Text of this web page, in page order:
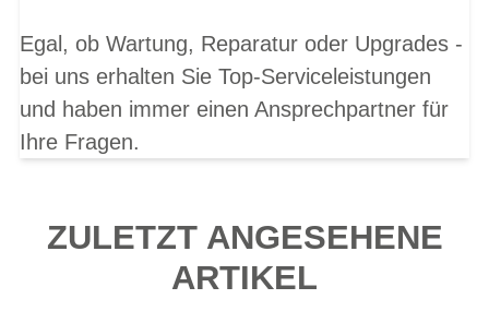
Egal, ob Wartung, Reparatur oder Upgrades -
bei uns erhalten Sie Top-Serviceleistungen
und haben immer einen Ansprechpartner für
Ihre Fragen.
ZULETZT ANGESEHENE
ARTIKEL